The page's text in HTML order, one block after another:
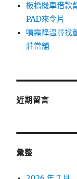
板橋機車借款
PAD來令片
噴霧降溫尋找
莊當舖
近期留言
彙整